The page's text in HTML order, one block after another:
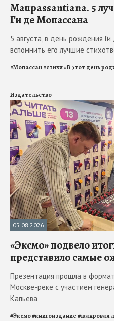
Maupassantiana. 5
Ги де Мопассана
5 августа, в день рождения
вспомнить его лучшие
#Мопассан#стихи#В этот день
Издательство
05.08.2026
«Эксмо» подвело
представило самые
Презентация прошла в
Москве-реке с участием
Капьева
#Эксмо#книгоиздание#жанровая